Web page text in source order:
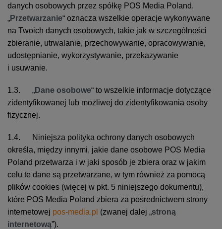
danych osobowych przez spółkę POS Media Poland.
„Przetwarzanie“ oznacza wszelkie operacje wykonywane
na Twoich danych osobowych, takie jak w szczególności
zbieranie, utrwalanie, przechowywanie, opracowywanie,
udostępnianie, wykorzystywanie, przekazywanie
i usuwanie.
1.3. „Dane osobowe“ to wszelkie informacje dotyczące
zidentyfikowanej lub możliwej do zidentyfikowania osoby
fizycznej.
1.4. Niniejsza polityka ochrony danych osobowych
określa, między innymi, jakie dane osobowe POS Media
Poland przetwarza i w jaki sposób je zbiera oraz w jakim
celu te dane są przetwarzane, w tym również za pomocą
plików cookies (więcej w pkt. 5 niniejszego dokumentu),
które POS Media Poland zbiera za pośrednictwem strony
internetowej pos-media.pl (zwanej dalej „stroną
internetową”).